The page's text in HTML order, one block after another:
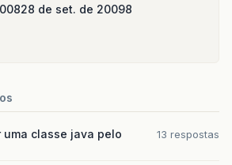
28 de set. de 20098
uma classe java pelo
13 respostas